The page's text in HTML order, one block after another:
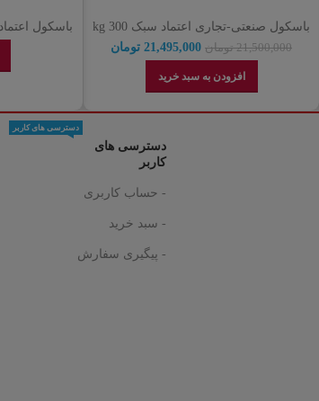
باسکول صنعتی-تجاری اعتماد سبک 300 kg
مدل 3000s | نمایندگی رسمی اعتماد
21,500,000 تومان 21,495,000 تومان
افزودن به سبد خرید
دسترسی های
کاربر
دسترسی های کاربر
- حساب کاربری
- سبد خرید
- پیگیری سفارش